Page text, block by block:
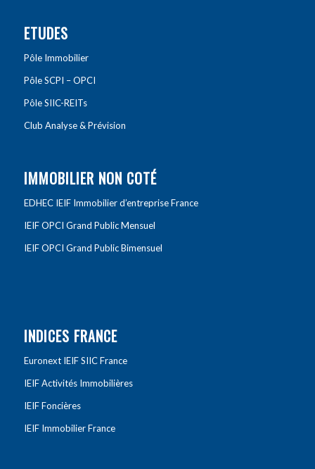
ETUDES
Pôle Immobilier
Pôle SCPI – OPCI
Pôle SIIC-REITs
Club Analyse & Prévision
IMMOBILIER NON COTÉ
EDHEC IEIF Immobilier d’entreprise France
IEIF OPCI Grand Public Mensuel
IEIF OPCI Grand Public Bimensuel
INDICES FRANCE
Euronext IEIF SIIC France
IEIF Activités Immobilières
IEIF Foncières
IEIF Immobilier France